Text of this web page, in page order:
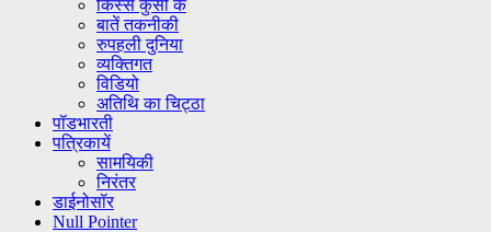
किस्से कुर्सी के
बातें तकनीकी
रुपहली दुनिया
व्यक्तिगत
विडियो
अतिथि का चिट्ठा
पॉडभारती
पत्रिकायें
सामयिकी
निरंतर
डाईनोसॉर
Null Pointer